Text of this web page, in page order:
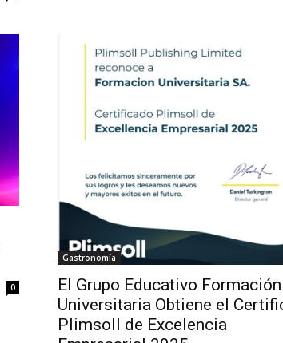
0
Gastronomía
El Grupo Educativo Formación
Universitaria Obtiene el
Plimsoll de Excelencia